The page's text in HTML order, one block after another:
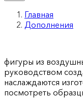
Главная
Дополнения
фигуры из
руководством
наслаждаются
посмотреть